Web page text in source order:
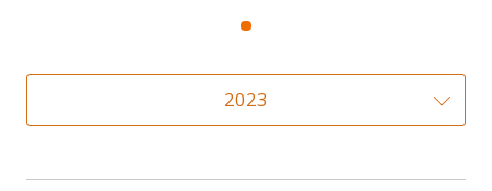
2023